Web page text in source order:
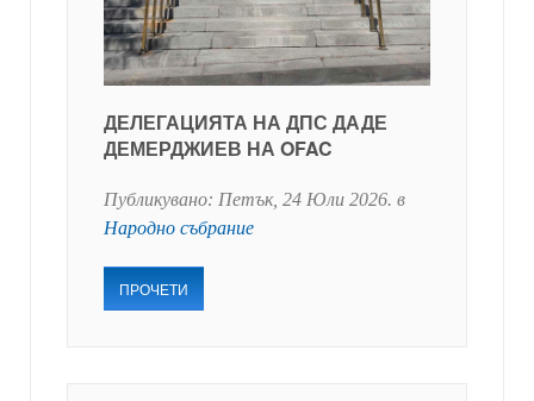
ДЕЛЕГАЦИЯТА НА ДПС ДАДЕ
ДЕМЕРДЖИЕВ НА OFAC
Публикувано: Петък, 24 Юли 2026. в
Народно събрание
ПРОЧЕТИ